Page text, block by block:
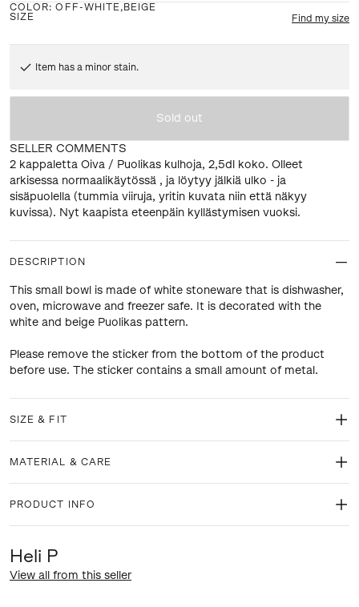
COLOR:OFF-WHITE,BEIGE
SIZE
Find my size
Item has a minor stain.
Sold out
SELLER COMMENTS
2 kappaletta Oiva / Puolikas kulhoja, 2,5dl koko. Olleet
arkisessa normaalikäytössä , ja löytyy jälkiä ulko - ja
sisäpuolella (tummia viiruja, yritin kuvata niin että näkyy
kuvissa). Nyt kaapista eteenpäin kyllästymisen vuoksi.
DESCRIPTION
This small bowl is made of white stoneware that is dishwasher,
oven, microwave and freezer safe. It is decorated with the
white and beige Puolikas pattern.
Please remove the sticker from the bottom of the product
before use. The sticker contains a small amount of metal.
SIZE & FIT
MATERIAL & CARE
PRODUCT INFO
Heli P
View all from this seller